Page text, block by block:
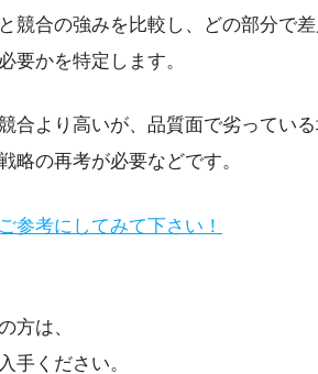
競合の強みを比較し、どの部分で差
要かを特定します。
合より高いが、品質面で劣っている
略の再考が必要などです。
参考にしてみて下さい！
方は、
手ください。